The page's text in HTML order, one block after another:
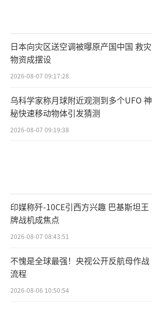
日本向灾区送空调被曝原产国中国 救灾
物资成摆设
2026-08-07 09:17:28
乌科学家称月球附近观测到多个UFO 神
秘快速移动物体引发猜测
2026-08-07 09:19:38
印媒称歼-10CE引西方兴趣 巴基斯坦王
牌战机成焦点
2026-08-07 08:43:51
不愧是全球最强！央视公开反航母作战
流程
2026-08-06 10:50:54